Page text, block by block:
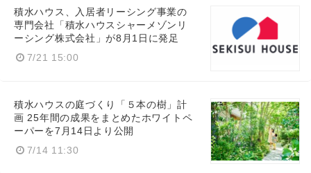
積水ハウス、入居者リーシング事業の
専門会社「積水ハウスシャーメゾンリ
ーシング株式会社」が8月1日に発足
7/21 15:00
積水ハウスの庭づくり「５本の樹」計
画 25年間の成果をまとめたホワイトペ
ーパーを7月14日より公開
7/14 11:30